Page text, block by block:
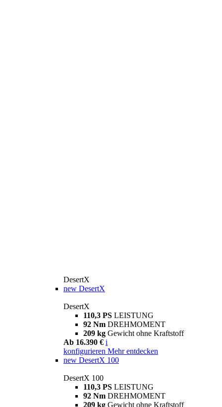
DesertX
new DesertX
DesertX
110,3 PS LEISTUNG
92 Nm DREHMOMENT
209 kg Gewicht ohne Kraftstoff
Ab 16.390 € i
konfigurieren Mehr entdecken
new DesertX 100
DesertX 100
110,3 PS LEISTUNG
92 Nm DREHMOMENT
209 kg Gewicht ohne Kraftstoff